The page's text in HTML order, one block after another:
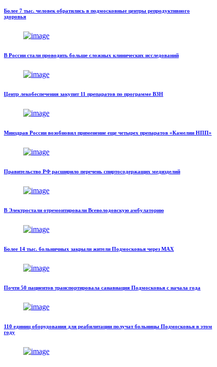
Более 7 тыс. человек обратились в подмосковные центры репродуктивного
здоровья
В России стали проводить больше сложных клинических исследований
Центр лекобеспечения закупит 11 препаратов по программе ВЗН
Минздрав России возобновил применение еще четырех препаратов «Камелии НПП»
Правительство РФ расширило перечень спиртосодержащих медизделий
В Электростали отремонтировали Всеволодовскую амбулаторию
Более 14 тыс. больничных закрыли жители Подмосковья через MAX
Почти 50 пациентов транспортировала санавиация Подмосковья с начала года
110 единиц оборудования для реабилитации получат больницы Подмосковья в этом
году